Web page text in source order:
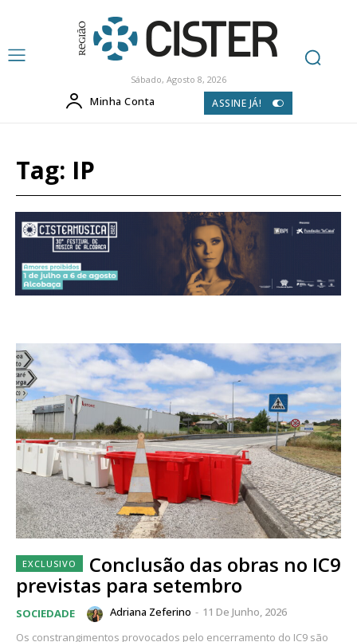
Sábado, Agosto 8, 2026
Minha Conta ASSINE JÁ!
Tag: IP
Conclusão das obras no IC9
previstas para setembro
SOCIEDADE Adriana Zeferino - 11 De Junho, 2026
Os constrangimentos provocados pelo encerramento do IC9 são